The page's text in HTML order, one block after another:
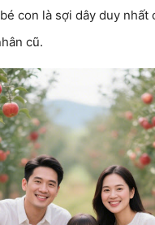
con là sợi dây duy nhất
cũ.